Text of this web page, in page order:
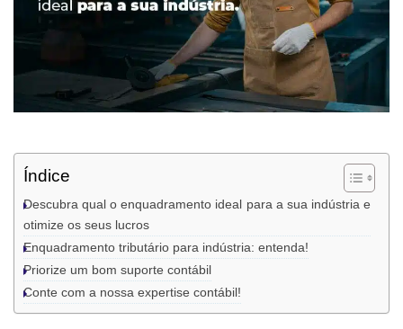
Índice
Descubra qual o enquadramento ideal para a sua indústria e
otimize os seus lucros
Enquadramento tributário para indústria: entenda!
Priorize um bom suporte contábil
Conte com a nossa expertise contábil!